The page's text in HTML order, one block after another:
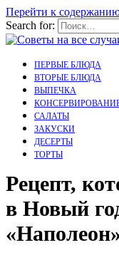
Перейти к
Search for:
ПЕРВЫЕ БЛЮДА
ВТОРЫЕ БЛЮДА
ВЫПЕЧКА
САЛАТЫ
ЗАКУСКИ
ДЕСЕРТЫ
ТОРТЫ
Рецепт,
в Новый